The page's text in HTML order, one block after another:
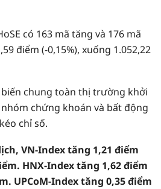
có 163 mã tăng và 176 mã
điểm (-0,15%), xuống 1.052,22
chung toàn thị trường khởi
chứng khoán và bất động
chỉ số.
VN-Index tăng 1,21 điểm
HNX-Index tăng 1,62 điểm
UPCoM-Index tăng 0,35 điểm